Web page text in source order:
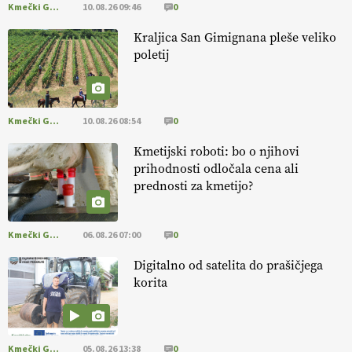
[EKOloško = LOGIČNO ]
Kakovostna ekološka semena in
prilagojene sorte
so temelj uspešne ekološke pridelave.
https://t.co/OQSsax7l8V @EUAgri #IMCAP #CAP
https://t.co/PAL0zlhVia
[EKOloško = LOGIČNO ]
Na kmetiji Polone Ratajc je pridelava
aronije
v dobrem desetletju zrasla v uspešno kmetijsko in
podjetniško zgodbo.
#IMCAP #CAP https://t.co/xp1oihBDaJ
[EKOloško = LOGIČNO
v tujini
. Zato je ekološka pridelava odlična priložnost za slovenske
vinarje
. VEČ
https://t.co/XAe9EbeAbK @EUAgri #IMCAP #CAP
Kmečki Glas 10.08.26 09:46 0
Kraljica San Gimignana pleše veliko
poletij
Kmečki Glas 10.08.26 08:54 0
Kmetijski roboti: bo o njihovi
prihodnosti odločala cena ali
prednosti za kmetijo?
Kmečki Glas 06.08.26 07:00 0
Digitalno od satelita do prašičjega
korita
Kmečki Glas 05.08.26 13:38 0